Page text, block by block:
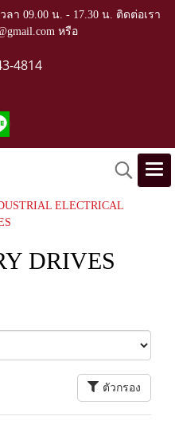
า 09.00 น. - 17.30 น. ติดต่อเรา
หรือ
4814
ELECTRICAL
DRIVES
ตัวกรอง